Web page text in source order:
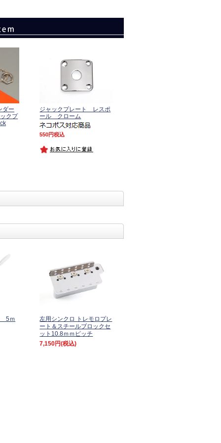
ダー
クプ
ジャックプレート レスポ
ール クローム
550 税込
5ｍ
左用シンクロ トレモロプレ
ート＆スチールブロックセ
ット10.8ｍｍピッチ
7,150円(税込)